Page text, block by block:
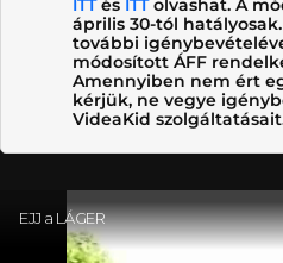
ITTés ITTolvashat. A
április 30-tól
további
módosított ÁFF
Amennyiben nem ért
kérjük, ne vegye
VideaKid